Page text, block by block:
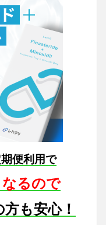
便利用で
るので
も安心！